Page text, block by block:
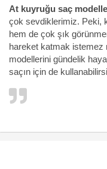
At kuyruğu saç
çok sevdiklerimiz. Peki,
hem de çok şık
hareket katmak istemez
modellerini gündelik
saçın için de